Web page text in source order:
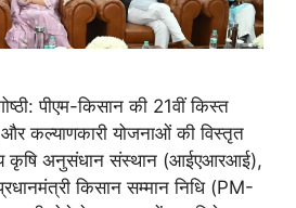
पीएम-किसान की 21वीं किस्त
कल्याणकारी योजनाओं की विस्तृत
कृषि अनुसंधान संस्थान (आईएआरआई),
किसान सम्मान निधि (PM-